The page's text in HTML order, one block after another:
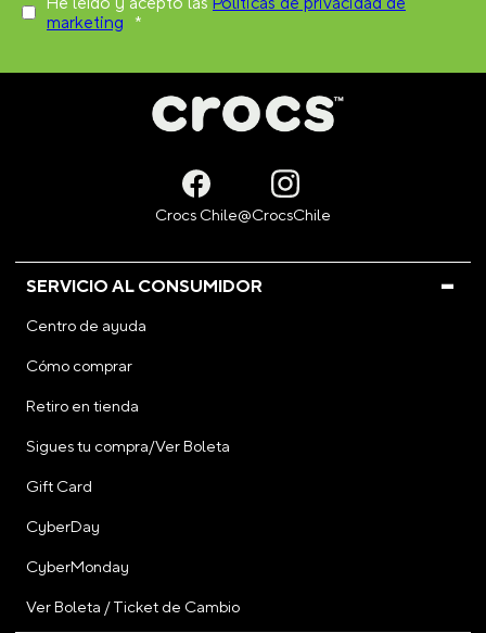
marketing *
SERVICIO AL CONSUMIDOR
Centro de ayuda
Cómo comprar
Retiro en tienda
Sigues tu compra/Ver Boleta
Gift Card
CyberDay
CyberMonday
Ver Boleta / Ticket de Cambio